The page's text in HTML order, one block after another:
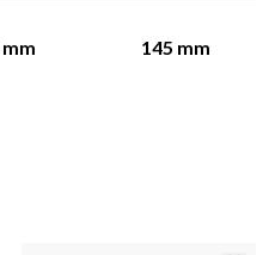
mm 145 mm